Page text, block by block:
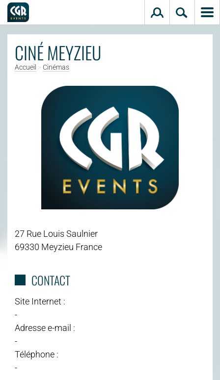
Aller au contenu principal
CINÉ MEYZIEU
Accueil > Cinémas
27 Rue Louis Saulnier
69330 Meyzieu France
CONTACT
Site Internet :
-
Adresse e-mail :
-
Téléphone :
-